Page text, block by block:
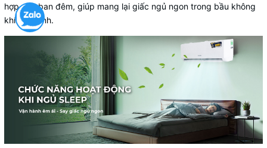
hợp vào ban đêm, giúp mang lại giấc ngủ ngon trong bầu không
khí mát lành.